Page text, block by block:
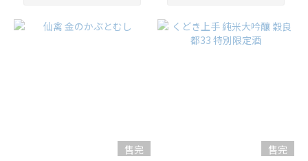
售完
售完